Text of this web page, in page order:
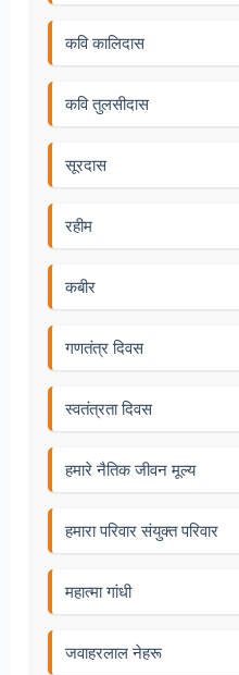
कवि कालिदास
कवि तुलसीदास
सूरदास
रहीम
कबीर
गणतंत्र दिवस
स्वतंत्रता दिवस
हमारे नैतिक जीवन मूल्य
हमारा परिवार संयुक्त परिवार
महात्मा गांधी
जवाहरलाल नेहरू